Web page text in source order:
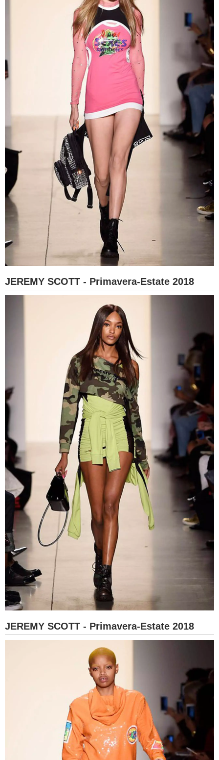
JEREMY SCOTT - Primavera-Estate 2018
JEREMY SCOTT - Primavera-Estate 2018